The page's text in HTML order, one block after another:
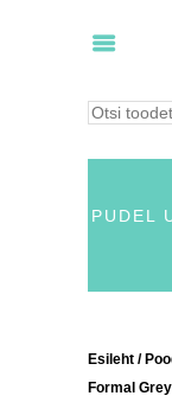
PUDEL
Esileht /
Formal